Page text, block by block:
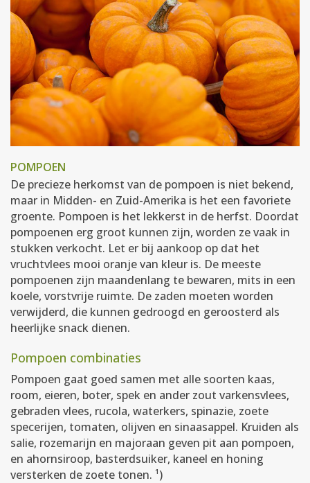
POMPOEN
De precieze herkomst van de pompoen is niet bekend,
maar in Midden- en Zuid-Amerika is het een favoriete
groente. Pompoen is het lekkerst in de herfst. Doordat
pompoenen erg groot kunnen zijn, worden ze vaak in
stukken verkocht. Let er bij aankoop op dat het
vruchtvlees mooi oranje van kleur is. De meeste
pompoenen zijn maandenlang te bewaren, mits in een
koele, vorstvrije ruimte. De zaden moeten worden
verwijderd, die kunnen gedroogd en geroosterd als
heerlijke snack dienen.
Pompoen combinaties
Pompoen gaat goed samen met alle soorten kaas,
room, eieren, boter, spek en ander zout varkensvlees,
gebraden vlees, rucola, waterkers, spinazie, zoete
specerijen, tomaten, olijven en sinaasappel. Kruiden als
salie, rozemarijn en majoraan geven pit aan pompoen,
en ahornsiroop, basterdsuiker, kaneel en honing
versterken de zoete tonen. ¹)